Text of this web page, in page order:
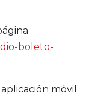
boleto-
móvil